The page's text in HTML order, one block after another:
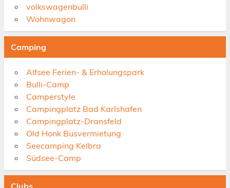
volkswagenbulli
Wohnwagon
Camping
Alfsee Ferien- & Erholungspark
Bulli-Camp
Camperstyle
Campingplatz Bad Karlshafen
Campingplatz-Dransfeld
Old Honk Busvermietung
Seecamping Kelbra
Südsee-Camp
Clubs